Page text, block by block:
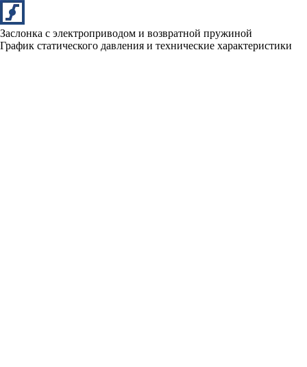
Заслонка с электроприводом и возвратной пружиной
График статического давления и технические характеристики